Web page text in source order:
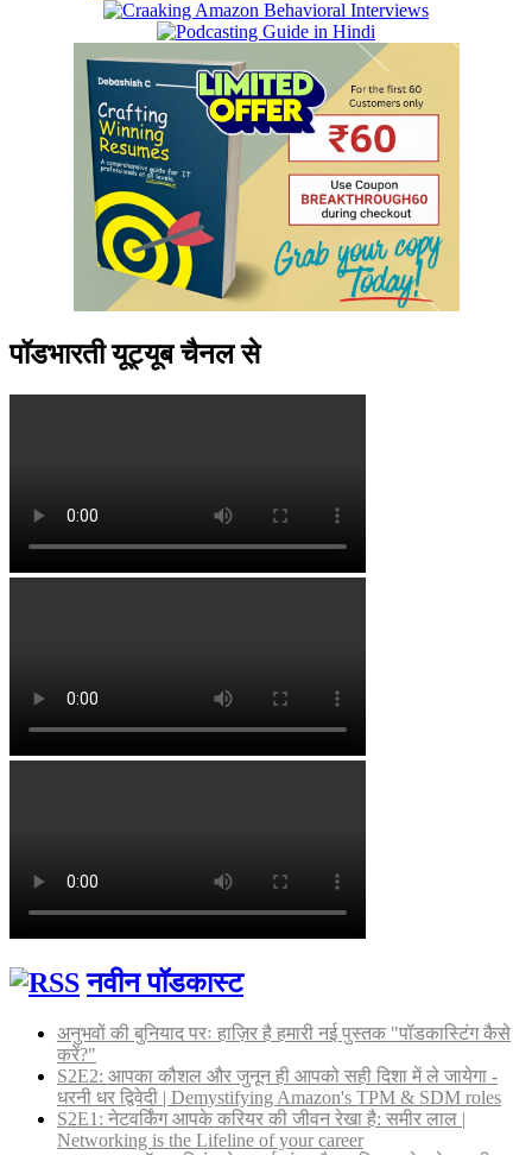
पॉडभारती यूट्यूब चैनल से
नवीन पॉडकास्ट
अनुभवों की बुनियाद परः हाज़िर है हमारी नई पुस्तक "पॉडकास्टिंग कैसे
करें?"
S2E2: आपका कौशल और जुनून ही आपको सही दिशा में ले जायेगा -
धरनी धर द्विवेदी | Demystifying Amazon's TPM & SDM roles
S2E1: नेटवर्किंग आपके करियर की जीवन रेखा है: समीर लाल |
Networking is the Lifeline of your career